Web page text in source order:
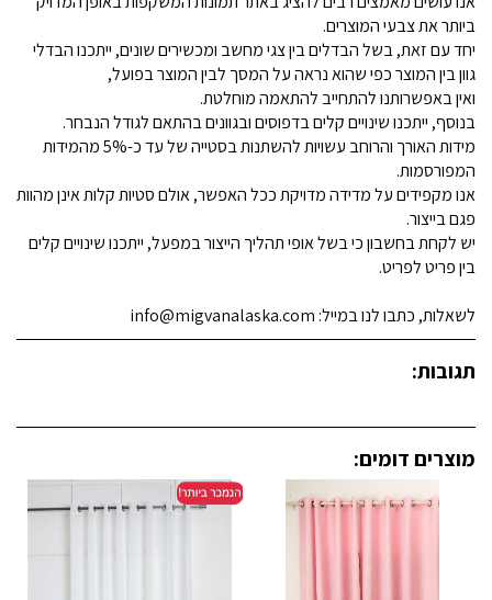
ביותר את צבעי המוצרים.
יחד עם זאת, בשל הבדלים בין צגי מחשב ומכשירים שונים, ייתכנו הבדלי
גוון בין המוצר כפי שהוא נראה על המסך לבין המוצר בפועל,
ואין באפשרותנו להתחייב להתאמה מוחלטת.
בנוסף, ייתכנו שינויים קלים בדפוסים ובגוונים בהתאם לגודל הנבחר.
מידות האורך והרוחב עשויות להשתנות בסטייה של עד כ-5% מהמידות
המפורסמות.
אנו מקפידים על מדידה מדויקת ככל האפשר, אולם סטיות קלות אינן מהוות
פגם בייצור.
יש לקחת בחשבון כי בשל אופי תהליך הייצור במפעל, ייתכנו שינויים קלים
בין פריט לפריט.
לשאלות, כתבו לנו במייל: info@migvanalaska.com
תגובות:
מוצרים דומים: